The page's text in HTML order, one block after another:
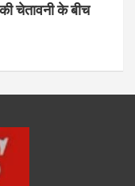
चेतावनी के बीच